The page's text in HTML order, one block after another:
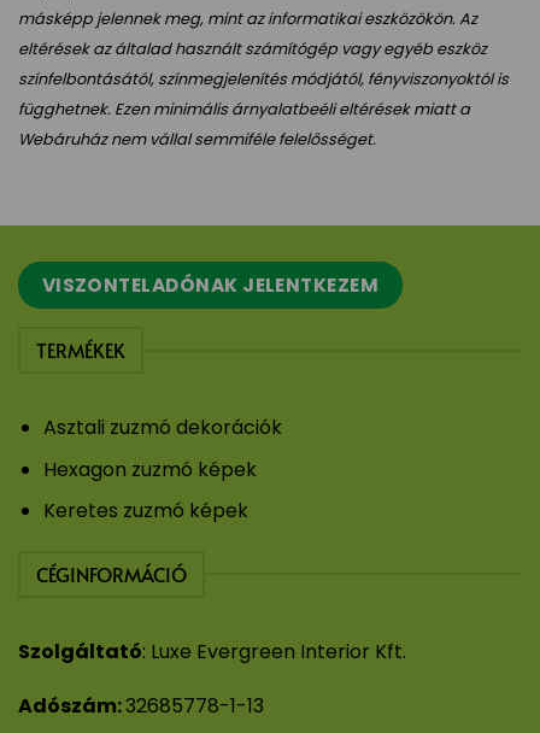
másképp jelennek meg, mint az informatikai eszközökön. Az
eltérések az általad használt számítógép vagy egyéb eszköz
színfelbontásától, színmegjelenítés módjától, fényviszonyoktól is
függhetnek. Ezen minimális árnyalatbeéli eltérések miatt a
Webáruház nem vállal semmiféle felelősséget.
VISZONTELADÓNAK JELENTKEZEM
TERMÉKEK
Asztali zuzmó dekorációk
Hexagon zuzmó képek
Keretes zuzmó képek
CÉGINFORMÁCIÓ
Szolgáltató: Luxe Evergreen Interior Kft.
Adószám:32685778-1-13